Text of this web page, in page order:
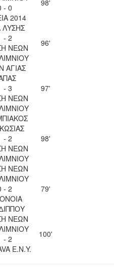
- 0
2014
98'
ΛΥΣΗΣ
- 2
ΝΕΩΝ
96'
ΑΓΙΑΣ
- 3
ΝΕΩΝ
97'
- 2
ΝΕΩΝ
98'
ΝΕΩΝ
- 2
79'
ΝΕΩΝ
- 2
Ε.Ν.Y.
100'